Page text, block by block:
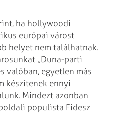
ha hollywoodi
európai várost
helyet nem találhatnak.
„Duna-parti
valóban, egyetlen más
készítenek ennyi
Mindezt azonban
populista Fidesz